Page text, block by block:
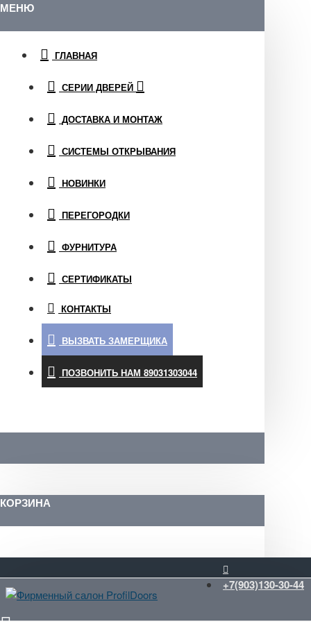
МЕНЮ
ГЛАВНАЯ
СЕРИИ ДВЕРЕЙ
ДОСТАВКА И МОНТАЖ
СИСТЕМЫ ОТКРЫВАНИЯ
НОВИНКИ
ПЕРЕГОРОДКИ
ФУРНИТУРА
СЕРТИФИКАТЫ
КОНТАКТЫ
ВЫЗВАТЬ ЗАМЕРЩИКА
ПОЗВОНИТЬ НАМ 89031303044
КОРЗИНА
+7(903)130-30-44